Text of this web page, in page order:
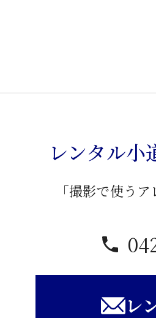
レンタル
「撮影で使う
レ